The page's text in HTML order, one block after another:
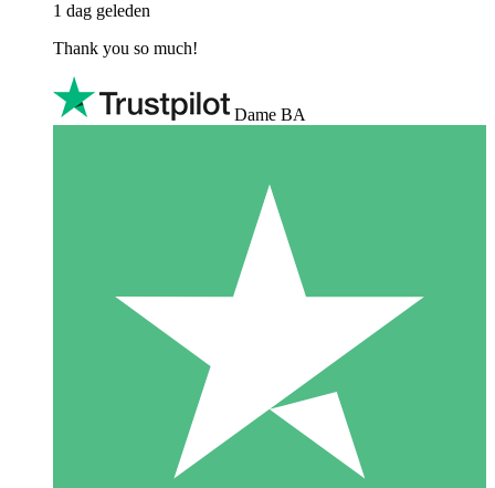
1 dag geleden
Thank you so much!
Dame BA